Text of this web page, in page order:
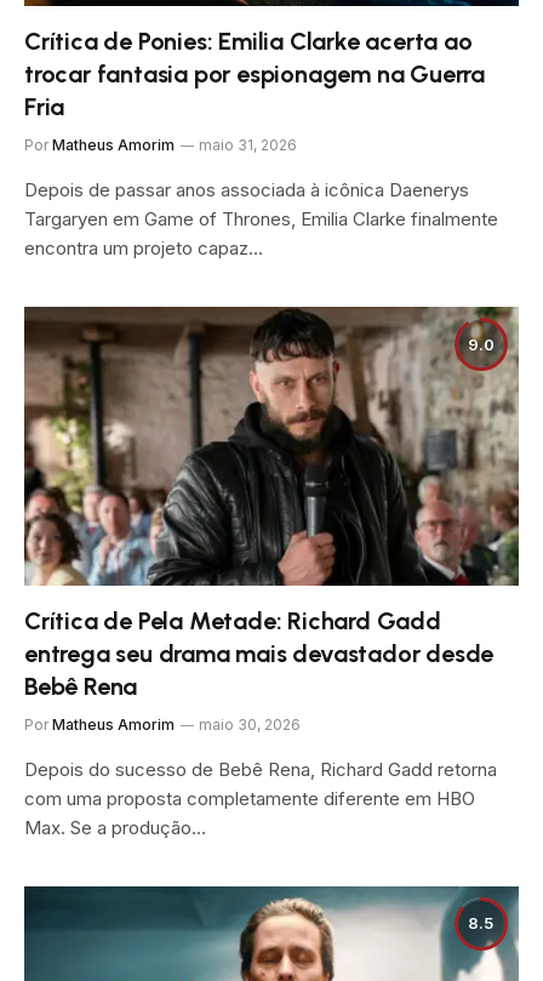
Crítica de Ponies: Emilia Clarke acerta ao
trocar fantasia por espionagem na Guerra
Fria
Por Matheus Amorim maio 31, 2026
Depois de passar anos associada à icônica Daenerys
Targaryen em Game of Thrones, Emilia Clarke finalmente
encontra um projeto capaz…
9.0
Crítica de Pela Metade: Richard Gadd
entrega seu drama mais devastador desde
Bebê Rena
Por Matheus Amorim maio 30, 2026
Depois do sucesso de Bebê Rena, Richard Gadd retorna
com uma proposta completamente diferente em HBO
Max. Se a produção…
8.5